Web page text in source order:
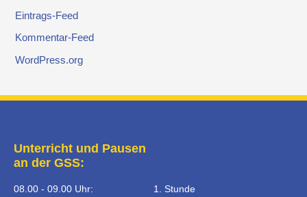
Eintrags-Feed
Kommentar-Feed
WordPress.org
Unterricht und Pausen
an der GSS:
08.00 - 09.00 Uhr: 1. Stunde